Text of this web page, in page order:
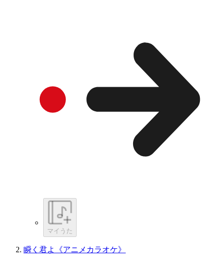
マイうた
瞬く君よ《アニメカラオケ》